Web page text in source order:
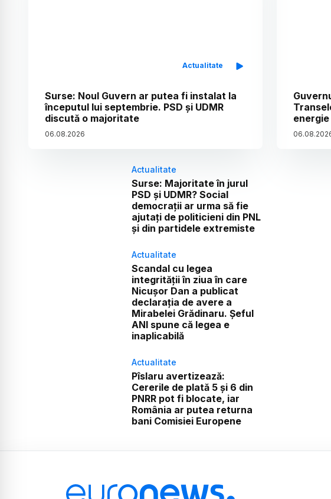
Actualitate
Surse: Noul Guvern ar putea fi instalat la
începutul lui septembrie. PSD și UDMR
discută o majoritate
06.08.2026 06.08.
Actualitate
Surse: Majoritate în jurul
PSD și UDMR? Social
democrații ar urma să fie
ajutați de politicieni din PNL
și din partidele extremiste
Actualitate
Scandal cu legea
integrității în ziua în care
Nicușor Dan a publicat
declarația de avere a
Mirabelei Grădinaru. Șeful
ANI spune că legea e
inaplicabilă
Actualitate
Pîslaru avertizează:
Cererile de plată 5 și 6 din
PNRR pot fi blocate, iar
România ar putea returna
bani Comisiei Europene